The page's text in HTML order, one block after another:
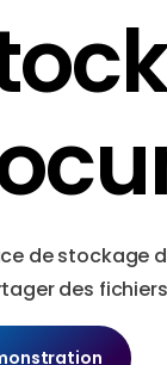
de stockage
des